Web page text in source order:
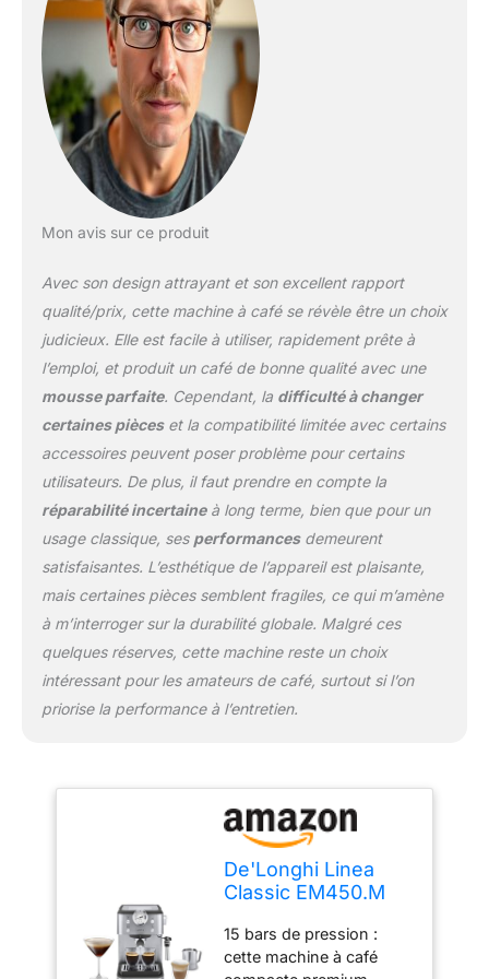
pour une qualité optimale
dans la tasse. Plus de
contrôle : paniers filtrants
à double paroi et porte-
filtre en acier inoxydable
(capacité de dosage de
café jusqu'à 20 g) pour
un meilleur contrôle dans
simple et double
personnalisable pour
plus d'options de
boissons et une mousse
dense de lait et de lait
chaud grâce au système
cappuccino réglable,
garantissant d'excellents
résultats avec facilité.
Design italien : design en
acier inoxydable avec
détails chromés premium
et la touche unique du
d'égouttement
supplémentaire de 100
mm à 130 mm pour
accueillir des tasses en
verres ou des tasses.
Mon avis sur ce produit
Avec son design attrayant et son excellent rapport
qualité/prix, cette machine à café se révèle être un choix
judicieux. Elle est facile à utiliser, rapidement prête à
l’emploi, et produit un café de bonne qualité avec une
mousse parfaite. Cependant, la difficulté à changer
certaines pièceset la compatibilité limitée avec certains
accessoires peuvent poser problème pour certains
utilisateurs. De plus, il faut prendre en compte la
réparabilité incertaineà long terme, bien que pour un
usage classique, ses performancesdemeurent
satisfaisantes. L’esthétique de l’appareil est plaisante,
mais certaines pièces semblent fragiles, ce qui m’amène
à m’interroger sur la durabilité globale. Malgré ces
quelques réserves, cette machine reste un choix
intéressant pour les amateurs de café, surtout si l’on
priorise la performance à l’entretien.
De'Longhi Linea
Classic EM450.M
manuelle avec tige
vapeur, machine à
15 bars de pression :
cette machine à café